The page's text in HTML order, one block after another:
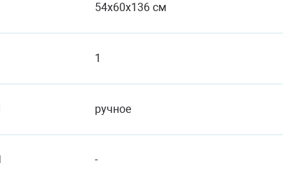
54x60x136 см
1
ручное
-